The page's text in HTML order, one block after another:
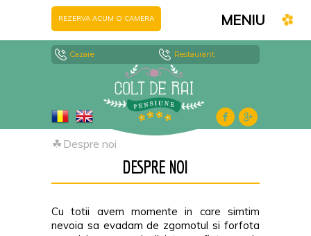
MENIU
REZERVA ACUM O CAMERA
Cazare Restaurant
☘ Despre noi
DESPRE NOI
Cu totii avem momente in care simtim
nevoia sa evadam de zgomotul si forfota